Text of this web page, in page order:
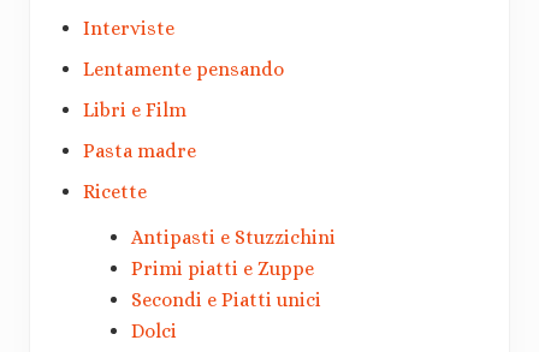
Interviste
Lentamente pensando
Libri e Film
Pasta madre
Ricette
Antipasti e Stuzzichini
Primi piatti e Zuppe
Secondi e Piatti unici
Dolci